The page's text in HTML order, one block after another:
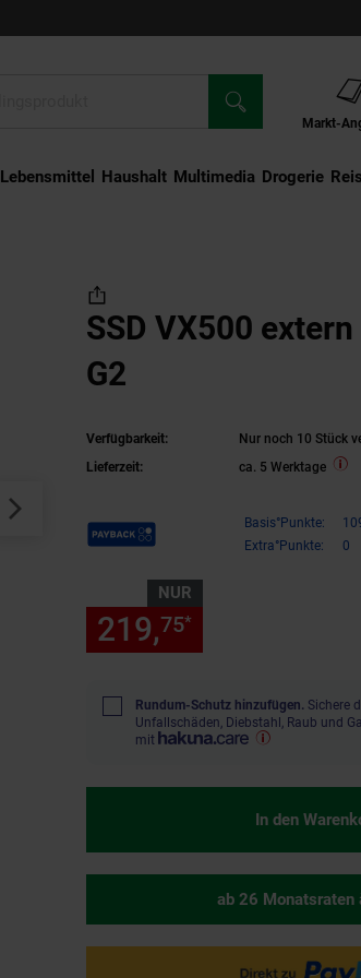
Markt-
Lebensmittel Haushalt Multimedia Drogerie
SSD VX500 extern
G2
Verfügbarkeit:
Nur noch 10 Stück
Lieferzeit:
ca. 5 Werktage
Payback Punkte Basis°Punkte:
Extra°Punkte:
0
NUR
219,75*
Rundum-Schutz hinzufügen. Sichere
Unfallschäden, Diebstahl, Raub und
mit
In den
ab 26 Monatsraten